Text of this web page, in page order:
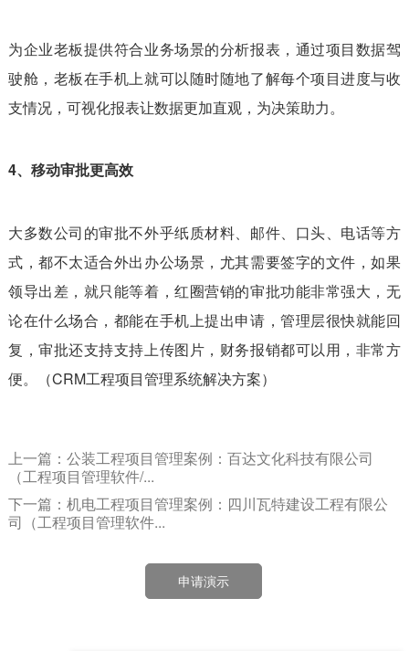
为企业老板提供符合业务场景的分析报表，通过项目数据驾
驶舱，老板在手机上就可以随时随地了解每个项目进度与收
支情况，可视化报表让数据更加直观，为决策助力。
4、移动审批更高效
大多数公司的审批不外乎纸质材料、邮件、口头、电话等方
式，都不太适合外出办公场景，尤其需要签字的文件，如果
领导出差，就只能等着，红圈营销的审批功能非常强大，无
论在什么场合，都能在手机上提出申请，管理层很快就能回
复，审批还支持支持上传图片，财务报销都可以用，非常方
便。（CRM工程项目管理系统解决方案）
上一篇：公装工程项目管理案例：百达文化科技有限公司
（工程项目管理软件​/...
下一篇：机电工程项目管理案例：四川瓦特建设工程有限公
司（工程项目管理软件...
申请演示